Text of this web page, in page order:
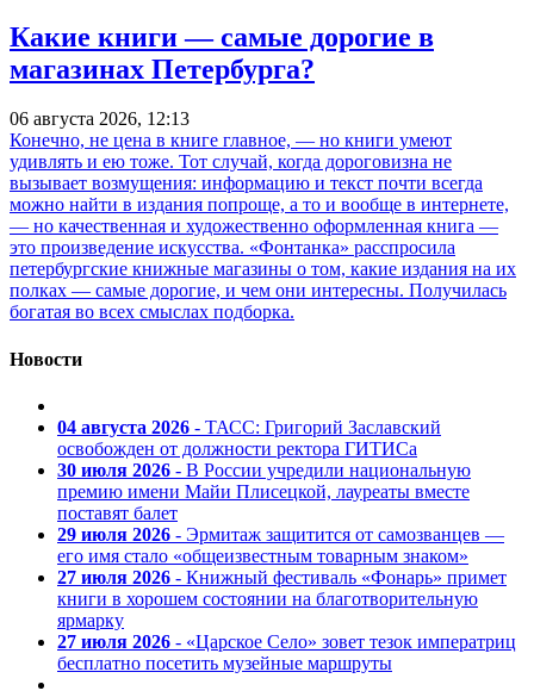
Какие книги — самые дорогие в
магазинах Петербурга?
06 августа 2026, 12:13
Конечно, не цена в книге главное, — но книги умеют
удивлять и ею тоже. Тот случай, когда дороговизна не
вызывает возмущения: информацию и текст почти всегда
можно найти в издания попроще, а то и вообще в интернете,
— но качественная и художественно оформленная книга —
это произведение искусства. «Фонтанка» расспросила
петербургские книжные магазины о том, какие издания на их
полках — самые дорогие, и чем они интересны. Получилась
богатая во всех смыслах подборка.
Новости
04 августа 2026 - ТАСС: Григорий Заславский
освобожден от должности ректора ГИТИСа
30 июля 2026 - В России учредили национальную
премию имени Майи Плисецкой, лауреаты вместе
поставят балет
29 июля 2026 - Эрмитаж защитится от самозванцев —
его имя стало «общеизвестным товарным знаком»
27 июля 2026 - Книжный фестиваль «Фонарь» примет
книги в хорошем состоянии на благотворительную
ярмарку
27 июля 2026 - «Царское Село» зовет тезок императриц
бесплатно посетить музейные маршруты